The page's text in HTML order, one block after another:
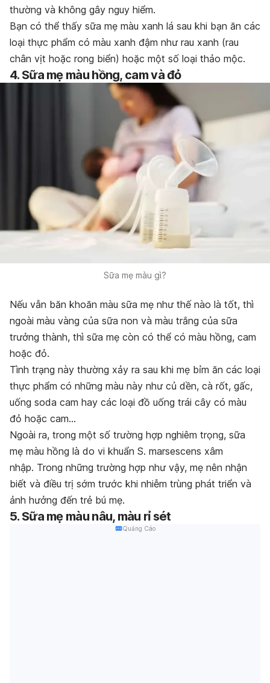
thường và không gây nguy hiểm.
Bạn có thể thấy sữa mẹ màu xanh lá sau khi bạn ăn các
loại thực phẩm có màu xanh đậm như rau xanh (rau
chân vịt hoặc rong biển) hoặc một số loại thảo mộc.
4. Sữa mẹ màu hồng, cam và đỏ
Sữa mẹ màu gì?
Nếu vẫn băn khoăn màu sữa mẹ như thế nào là tốt, thì
ngoài màu vàng của sữa non và màu trắng của sữa
trưởng thành, thì sữa mẹ còn có thể có màu hồng, cam
hoặc đỏ.
Tình trạng này thường xảy ra sau khi mẹ bỉm ăn các loại
thực phẩm có những màu này như củ dền, cà rốt, gấc,
uống soda cam hay các loại đồ uống trái cây có màu
đỏ hoặc cam…
Ngoài ra, trong một số trường hợp nghiêm trọng, sữa
mẹ màu hồng là do vi khuẩn S. marsescens xâm
nhập. Trong những trường hợp như vậy, mẹ nên nhận
biết và điều trị sớm trước khi nhiễm trùng phát triển và
ảnh hưởng đến trẻ bú mẹ.
5. Sữa mẹ màu nâu, màu rỉ sét
Quảng Cáo